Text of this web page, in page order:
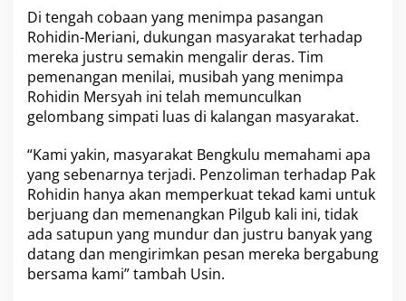
O
M
E
R
Di tengah cobaan yang menimpa pasangan
Rohidin-Meriani, dukungan masyarakat terhadap
mereka justru semakin mengalir deras. Tim
pemenangan menilai, musibah yang menimpa
Rohidin Mersyah ini telah memunculkan
gelombang simpati luas di kalangan masyarakat.
“Kami yakin, masyarakat Bengkulu memahami apa
yang sebenarnya terjadi. Penzoliman terhadap Pak
Rohidin hanya akan memperkuat tekad kami untuk
berjuang dan memenangkan Pilgub kali ini, tidak
ada satupun yang mundur dan justru banyak yang
datang dan mengirimkan pesan mereka bergabung
bersama kami” tambah Usin.